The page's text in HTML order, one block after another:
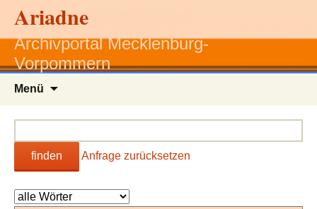
Ariadne
Archivportal Mecklenburg-
Vorpommern
Menü
finden Anfrage zurücksetzen